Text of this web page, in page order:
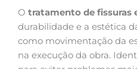
O tratamento de fissuras
durabilidade e a estética
como movimentação da
na execução da obra.